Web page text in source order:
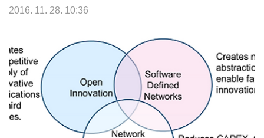
2016. 11. 28. 10:36